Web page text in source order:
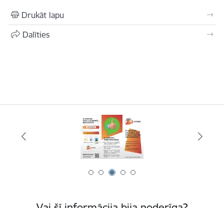
Drukāt lapu
Dalīties